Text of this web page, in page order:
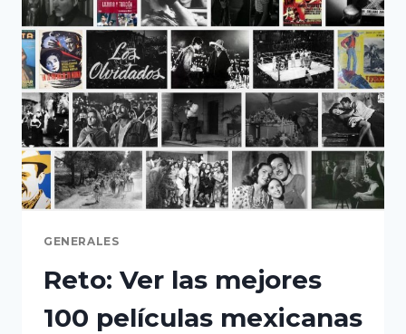
HISTORIA
GENERALES
Reto: Ver las mejores
100 películas mexicanas